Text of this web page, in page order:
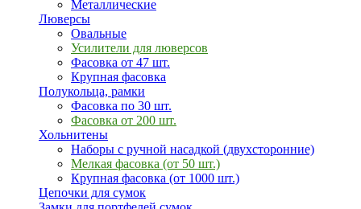
Металлические
Люверсы
Овальные
Усилители для люверсов
Фасовка от 47 шт.
Крупная фасовка
Полукольца, рамки
Фасовка по 30 шт.
Фасовка от 200 шт.
Хольнитены
Наборы с ручной насадкой (двухсторонние)
Мелкая фасовка (от 50 шт.)
Крупная фасовка (от 1000 шт.)
Цепочки для сумок